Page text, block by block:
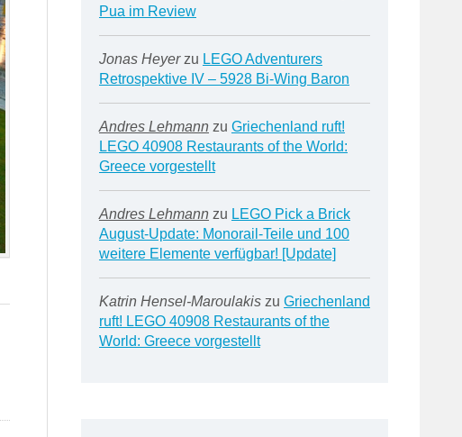
Pua im Review
Jonas Heyerzu LEGO Adventurers
Retrospektive IV – 5928 Bi-Wing Baron
Andres Lehmannzu Griechenland ruft!
LEGO 40908 Restaurants of the World:
Greece vorgestellt
Andres Lehmannzu LEGO Pick a Brick
August-Update: Monorail-Teile und 100
weitere Elemente verfügbar! [Update]
Katrin Hensel-Maroulakiszu Griechenland
ruft! LEGO 40908 Restaurants of the
World: Greece vorgestellt